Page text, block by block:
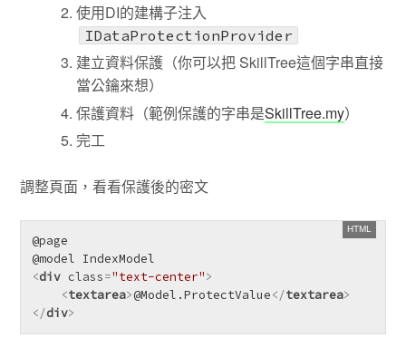
使用DI的建構子注入
IDataProtectionProvider
建立資料保護（你可以把 SkillTree這個字串直接
當公鑰來想）
保護資料（範例保護的字串是SkillTree.my）
完工
調整頁面，看看保護後的密文
@page
<div class="text-center">
<textarea>@Model.ProtectValue</textarea>
</div>